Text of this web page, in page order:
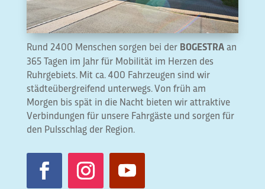
Rund 2400 Menschen sorgen bei der BOGESTRAan
365 Tagen im Jahr für Mobilität im Herzen des
Ruhrgebiets. Mit ca. 400 Fahrzeugen sind wir
städteübergreifend unterwegs. Von früh am
Morgen bis spät in die Nacht bieten wir attraktive
Verbindungen für unsere Fahrgäste und sorgen für
den Pulsschlag der Region.